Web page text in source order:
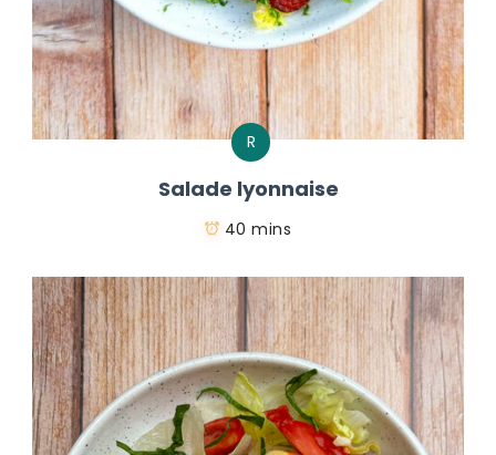
R
Salade lyonnaise
40 mins